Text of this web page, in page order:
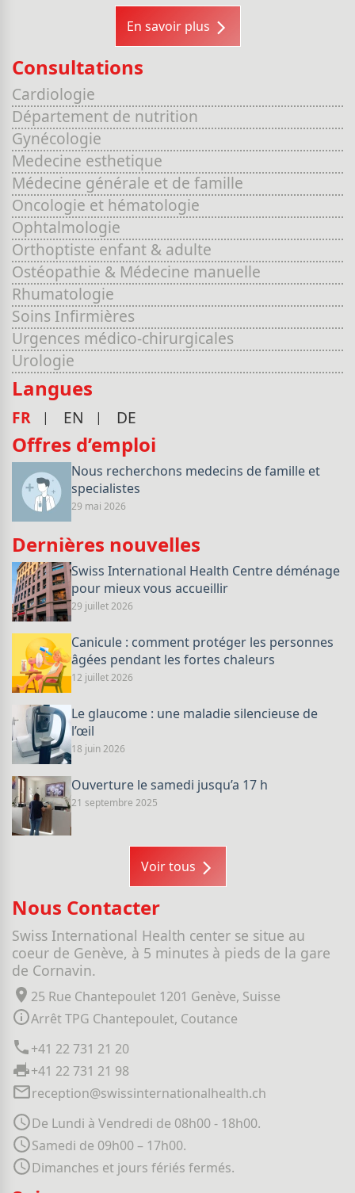
En savoir plus
Consultations
Cardiologie
Département de nutrition
Gynécologie
Medecine esthetique
Médecine générale et de famille
Oncologie et hématologie
Ophtalmologie
Orthoptiste enfant & adulte
Ostéopathie & Médecine manuelle
Rhumatologie
Soins Infirmières
Urgences médico-chirurgicales
Urologie
Langues
FR EN DE
Offres d’emploi
Nous recherchons medecins de famille et
specialistes
29 mai 2026
Dernières nouvelles
Swiss International Health Centre déménage
pour mieux vous accueillir
29 juillet 2026
Canicule : comment protéger les personnes
âgées pendant les fortes chaleurs
12 juillet 2026
Le glaucome : une maladie silencieuse de
l’œil
18 juin 2026
Ouverture le samedi jusqu’a 17 h
21 septembre 2025
Voir tous
Nous Contacter
Swiss International Health center se situe au
coeur de Genève, à 5 minutes à pieds de la gare
de Cornavin.
25 Rue Chantepoulet 1201 Genève, Suisse
Arrêt TPG Chantepoulet, Coutance
+41 22 731 21 20
+41 22 731 21 98
reception@swissinternationalhealth.ch
De Lundi à Vendredi de 08h00 - 18h00.
Samedi de 09h00 – 17h00.
Dimanches et jours fériés fermés.